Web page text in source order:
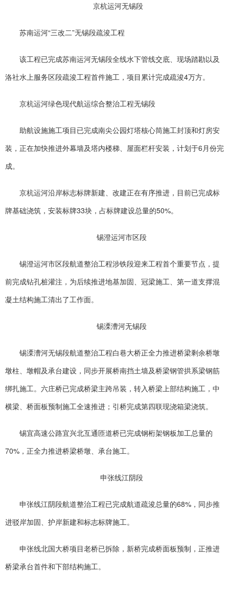
京杭运河无锡段
苏南运河“三改二”无锡段疏浚工程
该工程已完成苏南运河无锡段全线水下管线交底、现场踏勘以及
洛社水上服务区段疏浚工程首件施工，项目累计完成疏浚4万方。
京杭运河绿色现代航运综合整治工程无锡段
助航设施施工项目已完成南尖公园灯塔核心筒施工封顶和灯房安
装，正在加快推进外幕墙及塔内楼梯、屋面栏杆安装，计划于6月份完
成。
京杭运河沿岸标志标牌新建、改建正在有序推进，目前已完成标
牌基础浇筑，安装标牌33块，占标牌建设总量的50%。
锡澄运河市区段
锡澄运河市区段航道整治工程涉铁段迎来工程首个重要节点，提
前完成钻孔桩灌注，为后续推进地基加固、冠梁施工、第一道支撑混
凝土结构施工清出了工作面。
锡溧漕河无锡段
锡溧漕河无锡段航道整治工程白巷大桥正全力推进桥梁剩余桥墩
墩柱、墩帽及承台建设，同步开展桥南挡土墙及桥梁钢管拱系梁钢筋
绑扎施工。六庄桥已完成桥梁主跨吊装，转入桥梁上部结构施工，中
横梁、桥面板预制施工全速推进；引桥完成第四联现浇箱梁浇筑。
锡宜高速公路宜兴北互通匝道桥已完成钢桁架钢板加工总量的
70%，正全力推进桥梁桥墩、承台施工。
申张线江阴段
申张线江阴段航道整治工程已完成航道疏浚总量的68%，同步推
进驳岸加固、护岸新建和标志标牌施工。
申张线北国大桥项目老桥已拆除，新桥完成桥面板预制，正推进
桥梁承台首件和下部结构施工。